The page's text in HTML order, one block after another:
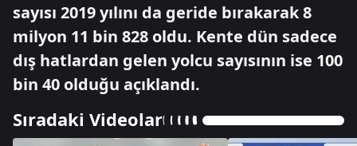
sayısı 2019 yılını da geride bırakarak 8
milyon 11 bin 828 oldu. Kente dün sadece
dış hatlardan gelen yolcu sayısının ise 100
bin 40 olduğu açıklandı.
Sıradaki Videolar